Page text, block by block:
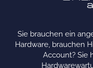
Sie brauchen ein
Hardware, brauchen
Account? Sie